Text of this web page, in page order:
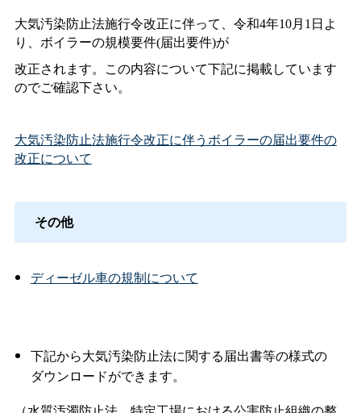
大気汚染防止法施行令改正に伴って、令和4年10月1日よ
り、 ボイラーの規模要件(届出要件)が
改正されます。この内容について下記に掲載しています
のでご確認下さい。
大気汚染防止法施行令改正に伴うボイラーの届出要件の
改正について
その他
ディーゼル車の規制について
下記から大気汚染防止法に関する届出書等の様式の
ダウンロードができます。